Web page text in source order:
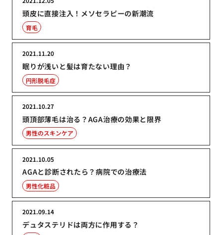
頭皮に直接注入！メソセラピーの新潮流
育毛
眠りが浅いと髪は育たない理由？
2021.11.20
円形脱毛症
頭頂部薄毛は治る？AGA治療の効果と限界
2021.10.27
男性のスキンケア
AGAと診断されたら？病院での治療法
2021.10.05
男性化粧品
デュタステリドは両方に作用する？
2021.09.14